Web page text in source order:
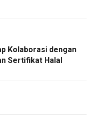
Kolaborasi dengan
Sertifikat Halal